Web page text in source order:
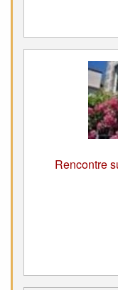
Rencontre